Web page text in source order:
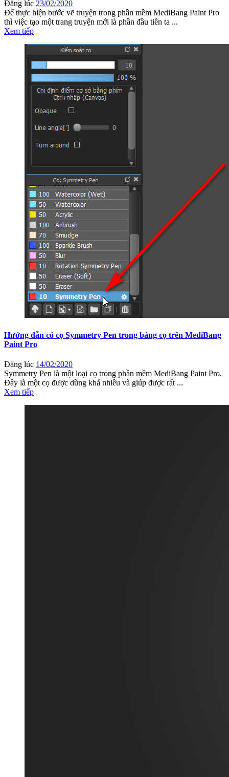
Đăng lúc 23/02/2020
Để thực hiện bước vẽ truyện trong phần mềm MediBang Paint Pro
thì việc tạo một trang truyện mới là phần đầu tiên ta ...
Xem tiếp
Hướng dẫn có cọ Symmetry Pen trong bảng cọ trên MediBang
Paint Pro
Đăng lúc 14/02/2020
Symmetry Pen là một loại cọ trong phần mềm MediBang Paint Pro.
Đây là một cọ được dùng khá nhiều và giúp được rất ...
Xem tiếp